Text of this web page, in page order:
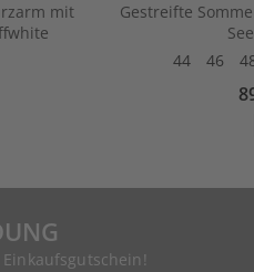
mit
Gestreifte
44
46